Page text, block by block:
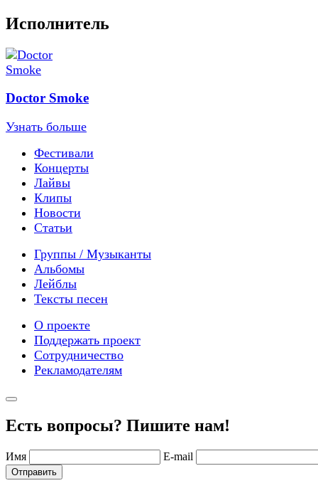
Исполнитель
Doctor Smoke
Узнать больше
Фестивали
Концерты
Лайвы
Клипы
Новости
Статьи
Группы / Музыканты
Альбомы
Лейблы
Тексты песен
О проекте
Поддержать проект
Сотрудничество
Рекламодателям
Есть вопросы? Пишите нам!
Имя E-mail